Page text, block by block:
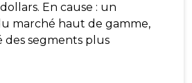
En cause : un
marché haut de gamme,
des segments plus